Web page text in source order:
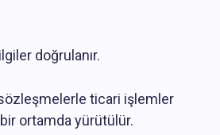
doğrulanır.
ticari işlemler
ortamda yürütülür.